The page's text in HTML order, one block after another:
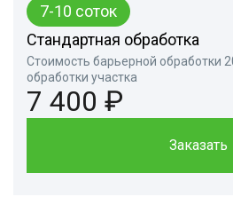
7-10 соток
Стандартная обработка
Стоимость барьерной обработки
обработки участка
7 400 ₽
Заказать